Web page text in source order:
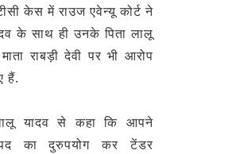
केस में राउज एवेन्यू कोर्ट ने
के साथ ही उनके पिता लालू
राबड़ी देवी पर भी आरोप
हैं.
यादव से कहा कि आपने
का दुरुपयोग कर टेंडर